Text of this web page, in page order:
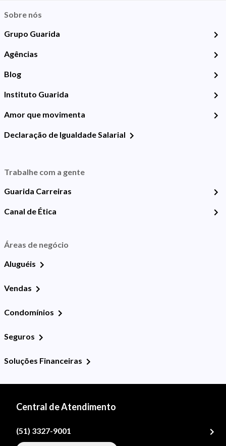
Sobre nós
Grupo Guarida
Agências
Blog
Instituto Guarida
Amor que movimenta
Declaração de Igualdade Salarial
Trabalhe com a gente
Guarida Carreiras
Canal de Ética
Áreas de negócio
Aluguéis
Vendas
Condomínios
Seguros
Soluções Financeiras
Central de Atendimento
(51) 3327-9001